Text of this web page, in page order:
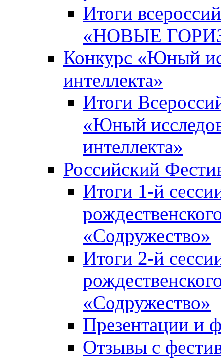
Итоги
«НОВЫЕ
Конкурс «Юный
интеллекта»
Итоги
«Юный
интеллекта»
Российский
Итоги 1-й
«Содружество»
Итоги 2-й
«Содружество»
Презентации и
Отзывы с